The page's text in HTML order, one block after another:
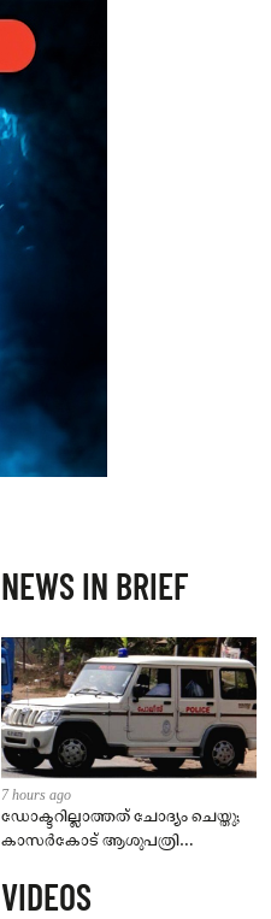
NEWS IN BRIEF
7 hours ago
ഡോക്ടറില്ലാത്തത് ചോദ്യം ചെയ്തു;
കാസർകോട് ആശുപത്രി
നാട്ടുകാർക്കെതിരെ കേസ്
VIDEOS